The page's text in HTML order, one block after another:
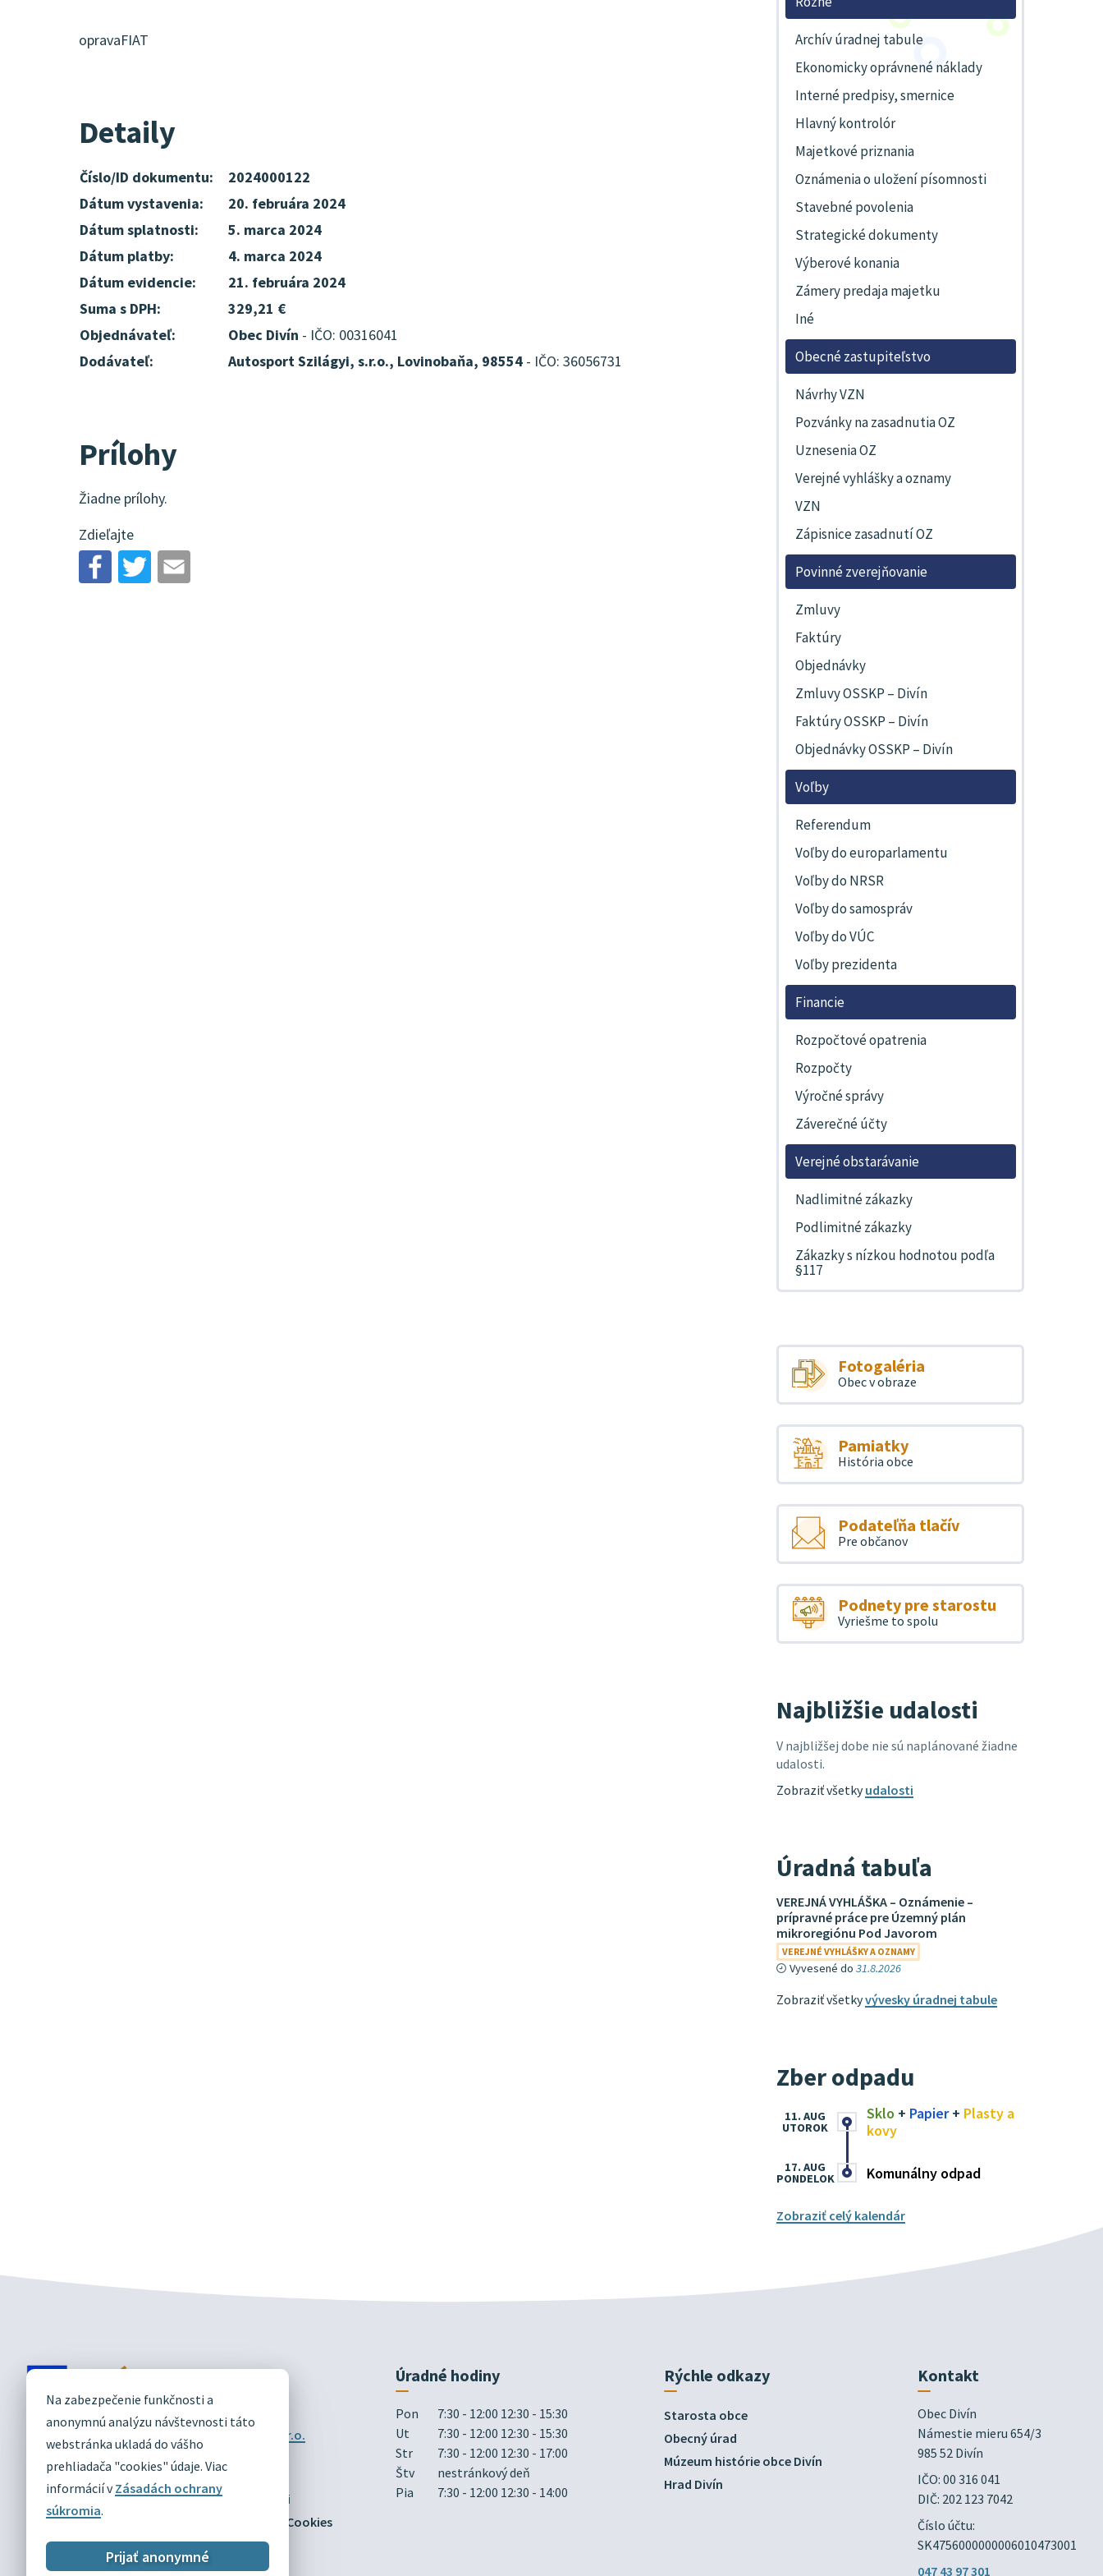
Na zabezpečenie funkčnosti a
anonymnú analýzu návštevnosti táto
webstránka ukladá do vášho
prehliadača "cookies" údaje. Viac
informácií vZásadách ochrany
súkromia.
Prijať anonymné
opravaFIAT
Detaily
Číslo/ID dokumentu:
2024000122
Dátum vystavenia:
20. februára 2024
Dátum splatnosti:
5. marca 2024
Dátum platby:
4. marca 2024
Dátum evidencie:
21. februára 2024
Suma s DPH:
329,21 €
Objednávateľ:
Obec Divín - IČO: 00316041
Dodávateľ:
Autosport Szilágyi, s.r.o., Lovinobaňa, 98554 - IČO: 36056731
Prílohy
Žiadne prílohy.
Zdieľajte
Archív úradnej tabule
Ekonomicky oprávnené náklady
Interné predpisy, smernice
Hlavný kontrolór
Majetkové priznania
Oznámenia o uložení písomnosti
Stavebné povolenia
Strategické dokumenty
Výberové konania
Zámery predaja majetku
Iné
Obecné zastupiteľstvo
Návrhy VZN
Pozvánky na zasadnutia OZ
Uznesenia OZ
Verejné vyhlášky a oznamy
VZN
Zápisnice zasadnutí OZ
Povinné zverejňovanie
Zmluvy
Faktúry
Objednávky
Zmluvy OSSKP – Divín
Faktúry OSSKP – Divín
Objednávky OSSKP – Divín
Voľby
Referendum
Voľby do europarlamentu
Voľby do NRSR
Voľby do samospráv
Voľby do VÚC
Voľby prezidenta
Financie
Rozpočtové opatrenia
Rozpočty
Výročné správy
Záverečné účty
Verejné obstarávanie
Nadlimitné zákazky
Podlimitné zákazky
Zákazky s nízkou hodnotou podľa
§117
Fotogaléria
Obec v obraze
Pamiatky
História obce
Podateľňa tlačív
Pre občanov
Podnety pre starostu
Vyriešme to spolu
Najbližšie udalosti
V najbližšej dobe nie sú naplánované žiadne
udalosti.
Zobraziť všetkyudalosti
Úradná tabuľa
VEREJNÁ VYHLÁŠKA – Oznámenie –
prípravné práce pre Územný plán
mikroregiónu Pod Javorom
VEREJNÉ VYHLÁŠKY A OZNAMY
Vyvesené do 31.8.2026
Zobraziť všetkyvývesky úradnej tabule
Zber odpadu
Sklo + Papier+ Plasty a
kovy
11. AUG
UTOROK
Komunálny odpad
17. AUG
PONDELOK
Zobraziť celý kalendár
DIVÍN
OFICIÁLNE STRÁNKY
Technický prevádzkovateľ:
Alphabet partner s.r.o.
Správca obsahu:Obec Divín
Posledná aktualizácia:03.08.2026
Mapa
Vyhlásenie o prístupnosti
Zásady ochrany osobných údajov
Nastaviť Cookies
Úradné hodiny
Pon
7:30 - 12:00 12:30 - 15:30
Ut
7:30 - 12:00 12:30 - 15:30
Str
7:30 - 12:00 12:30 - 17:00
Štv
nestránkový deň
Pia
7:30 - 12:00 12:30 - 14:00
Rýchle odkazy
Starosta obce
Obecný úrad
Múzeum histórie obce Divín
Hrad Divín
Kontakt
Obec Divín
Námestie mieru 654/3
985 52 Divín
IČO: 00 316 041
DIČ: 202 123 7042
Číslo účtu:
SK4756000000006010473001
047 43 97 301